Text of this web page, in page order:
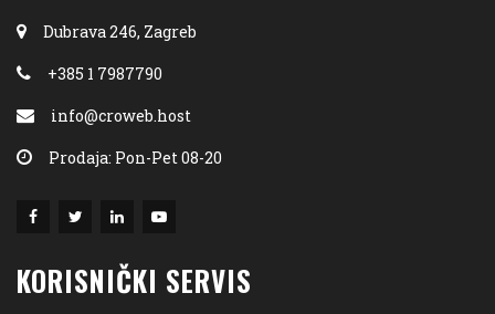
Dubrava 246, Zagreb
+385 1 7987790
info@croweb.host
Prodaja: Pon-Pet 08-20
KORISNIČKI SERVIS